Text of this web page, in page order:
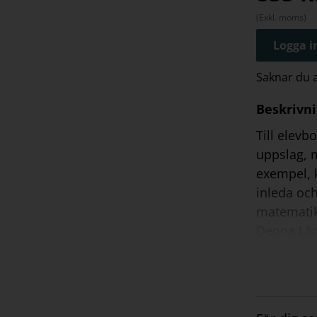
(Exkl. moms)
Logga
Saknar du
Till
uppslag,
exempel,
inleda